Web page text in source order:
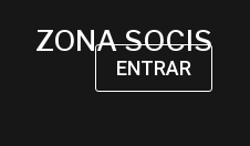
ZONA SOCIS
ENTRAR